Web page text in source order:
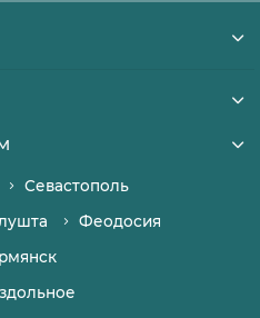
Севастополь
Феодосия